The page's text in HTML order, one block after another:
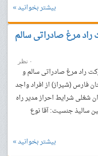
بیشتر بخوانید »
راد مرغ صادراتی سالم
۰ نظر
راد مرغ صادراتی سالم و
فارس (شیراز) از افراد واجد
شغلی شرایط احراز مدیر راه
سالیذ جنسیت: آقا نوع
بیشتر بخوانید »